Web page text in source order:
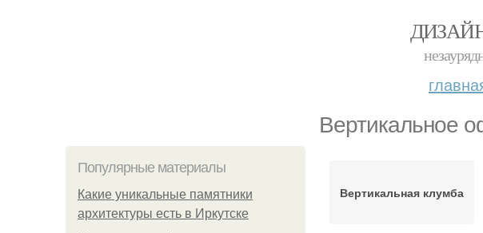
Вертикальное
Популярные материалы
Какие уникальные памятники
архитектуры есть в Иркутске
Вертикальная клумба